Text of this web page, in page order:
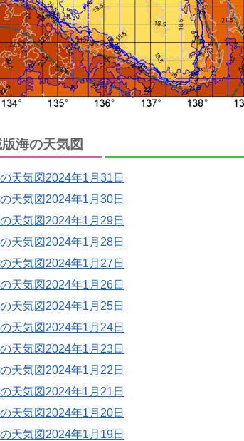
海の天気図
天気図2024年1月31日
天気図2024年1月30日
天気図2024年1月29日
天気図2024年1月28日
天気図2024年1月27日
天気図2024年1月26日
天気図2024年1月25日
天気図2024年1月24日
天気図2024年1月23日
天気図2024年1月22日
天気図2024年1月21日
天気図2024年1月20日
天気図2024年1月19日